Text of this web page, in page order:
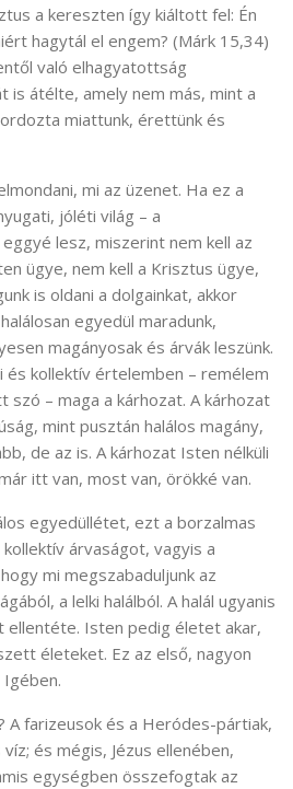
a kereszten így kiáltott fel: Én
hagytál el engem? (Márk 15,34)
való elhagyatottság
is átélte, amely nem más, mint a
miattunk, érettünk és
mi az üzenet. Ha ez a
jóléti világ – a
lesz, miszerint nem kell az
ügye, nem kell a Krisztus ügye,
is oldani a dolgainkat, akkor
egyedül maradunk,
magányosak és árvák leszünk.
és kollektív értelemben – remélem
szó – maga a kárhozat. A kárhozat
mint pusztán halálos magány,
de az is. A kárhozat Isten nélküli
itt van, most van, örökké van.
egyedüllétet, ezt a borzalmas
árvaságot, vagyis a
mi megszabaduljunk az
a lelki halálból. A halál ugyanis
ellentéte. Isten pedig életet akar,
életeket. Ez az első, nagyon
A farizeusok és a Heródes-pártiak,
és mégis, Jézus ellenében,
egységben összefogtak az